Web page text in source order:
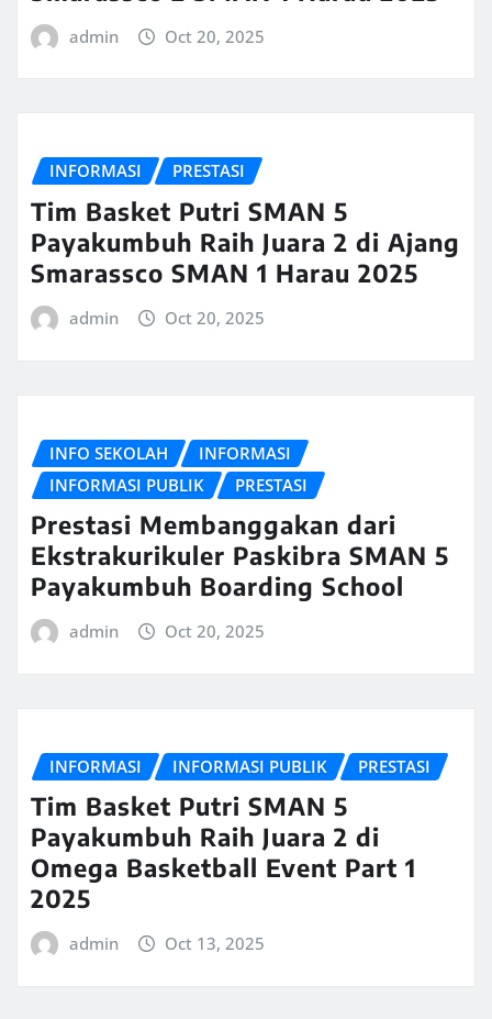
admin Oct 20, 2025
INFORMASI PRESTASI
Tim Basket Putri SMAN 5
Payakumbuh Raih Juara 2 di Ajang
Smarassco SMAN 1 Harau 2025
admin Oct 20, 2025
INFO SEKOLAH
INFORMASI
INFORMASI PUBLIK
PRESTASI
Prestasi Membanggakan dari
Ekstrakurikuler Paskibra SMAN 5
Payakumbuh Boarding School
admin Oct 20, 2025
INFORMASI INFORMASI PUBLIK PRESTASI
Tim Basket Putri SMAN 5
Payakumbuh Raih Juara 2 di
Omega Basketball Event Part 1
2025
admin Oct 13, 2025